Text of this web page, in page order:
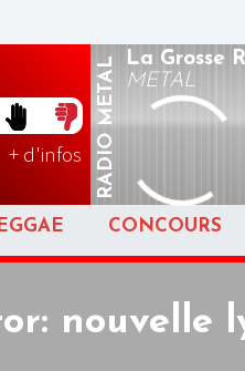
+ d'infos RADIO
METAL La Grosse
METAL
CONCOURS
nouvelle